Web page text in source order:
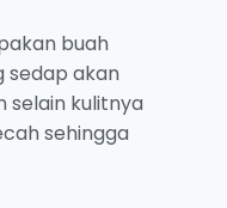
buah
sedap akan
selain kulitnya
sehingga